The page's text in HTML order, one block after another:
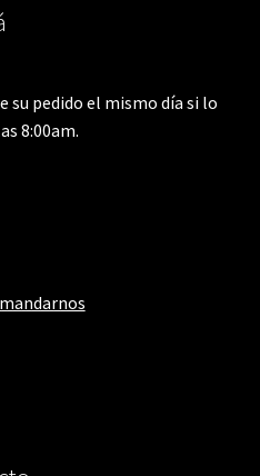
su pedido el mismo día si lo
8:00am.